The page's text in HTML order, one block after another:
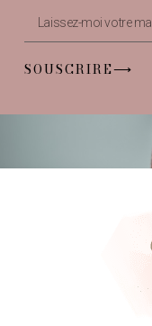
SOUSCRIRE⟶